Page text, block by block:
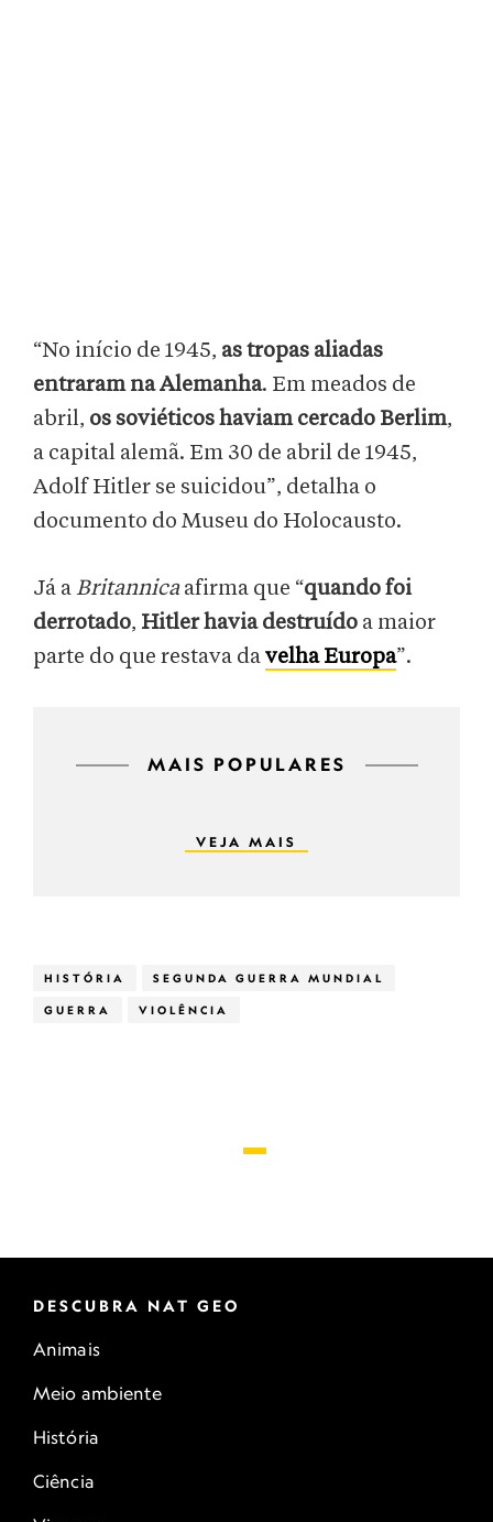
“No início de 1945, as tropas aliadas
entraram na Alemanha. Em meados de
abril, os soviéticos haviam cercado Berlim,
a capital alemã. Em 30 de abril de 1945,
Adolf Hitler se suicidou”, detalha o
documento do Museu do Holocausto.
Já aBritannica afirma que “quando foi
derrotado, Hitler havia destruído a maior
parte do que restava davelha Europa”.
MAIS POPULARES
VEJA MAIS
HISTÓRIA SEGUNDA GUERRA MUNDIAL
GUERRA VIOLÊNCIA
DESCUBRA NAT GEO
Animais
Meio ambiente
História
Ciência